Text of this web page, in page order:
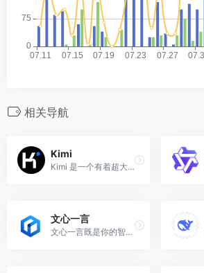
相关导航
Kimi
Kimi 是一个有着超大“内存”的智能助手，可以一口气读完二十万字的小说，还会上网冲浪，快来跟他聊聊吧 | Kimi - Moonshot AI 出品的智能助手
文心一言
文心一言既是你的智能伙伴，可以陪你聊天、回答问题、画图识图；也是你的AI助手，可以提供灵感、撰写文案、阅读文档、智能翻译，帮你高效完成工作和学习任务。